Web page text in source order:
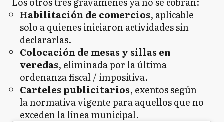
Habilitación de comercios, aplicable
solo a quienes iniciaron actividades sin
declararlas.
Colocación de mesas y sillas en
veredas, eliminada por la última
ordenanza fiscal / impositiva.
Carteles publicitarios, exentos según
la normativa vigente para aquellos que no
exceden la línea municipal.